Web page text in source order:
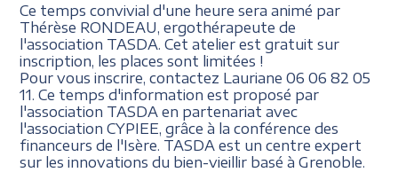
Ce temps convivial d'une heure sera animé par
Thérèse RONDEAU, ergothérapeute de
l'association TASDA. Cet atelier est gratuit sur
inscription, les places sont limitées !
Pour vous inscrire, contactez Lauriane 06 06 82 05
11. Ce temps d'information est proposé par
l'association TASDA en partenariat avec
l'association CYPIEE, grâce à la conférence des
financeurs de l'Isère. TASDA est un centre expert
sur les innovations du bien-vieillir basé à Grenoble.